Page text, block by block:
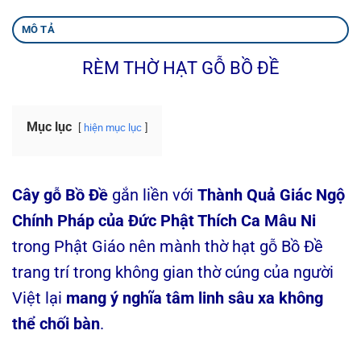
MÔ TẢ
RÈM THỜ HẠT GỖ BỒ ĐỀ
Mục lục hiện mục lục
Cây gỗ Bồ Đề gắn liền với Thành Quả Giác Ngộ
Chính Pháp của Đức Phật Thích Ca Mâu Ni
trong Phật Giáo nên mành thờ hạt gỗ Bồ Đề
trang trí trong không gian thờ cúng của người
Việt lại mang ý nghĩa tâm linh sâu xa không
thể chối bàn.